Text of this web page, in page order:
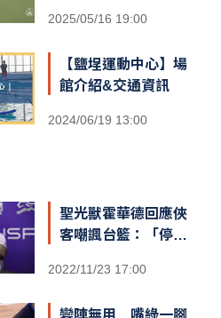
2025/05/16 19:00
【鹽埕運動中心】場
館介紹&交通資訊
2024/06/19 13:00
聖光獸霍華德回應俠
客嘲諷台籃：「停止
球迷和隊友，台灣給
2022/11/23 17:00
變陣無用…嘴綠一腳